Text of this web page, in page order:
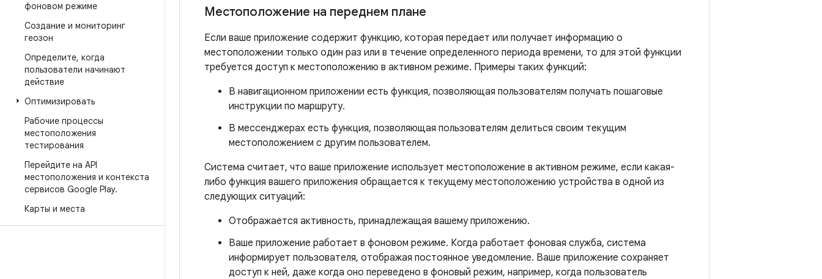
фоновом режиме
Создание и мониторинг
геозон
Определите, когда
пользователи начинают
действие
Оптимизировать
Рабочие процессы
местоположения
тестирования
Перейдите на API
местоположения и контекста
сервисов Google Play.
Карты и места
Местоположение на переднем плане
Если ваше приложение содержит функцию, которая передает или получает информацию о
местоположении только один раз или в течение определенного периода времени, то для этой функции
требуется доступ к местоположению в активном режиме. Примеры таких функций:
В навигационном приложении есть функция, позволяющая пользователям получать пошаговые
инструкции по маршруту.
В мессенджерах есть функция, позволяющая пользователям делиться своим текущим
местоположением с другим пользователем.
Система считает, что ваше приложение использует местоположение в активном режиме, если какая-
либо функция вашего приложения обращается к текущему местоположению устройства в одной из
следующих ситуаций:
Отображается активность, принадлежащая вашему приложению.
Ваше приложение работает в фоновом режиме. Когда работает фоновая служба, система
информирует пользователя, отображая постоянное уведомление. Ваше приложение сохраняет
доступ к ней, даже когда оно переведено в фоновый режим, например, когда пользователь